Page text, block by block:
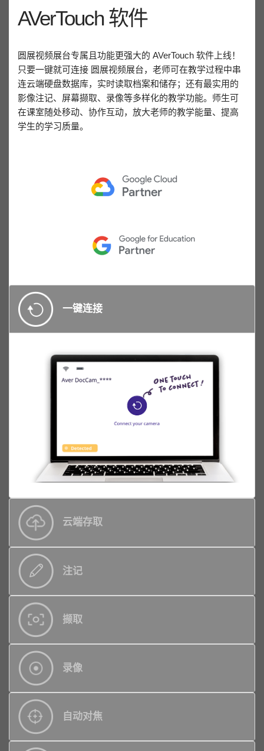
AVerTouch 软件
圆展视频展台专属且功能更强大的 AVerTouch 软件上线！
只要一键就可连接 圆展视频展台，老师可在教学过程中串
连云端硬盘数据库，实时读取档案和储存；还有最实用的
影像注记、屏幕撷取、录像等多样化的教学功能。师生可
在课室随处移动、协作互动，放大老师的教学能量、提高
学生的学习质量。
一键连接
云端存取
注记
撷取
录像
自动对焦